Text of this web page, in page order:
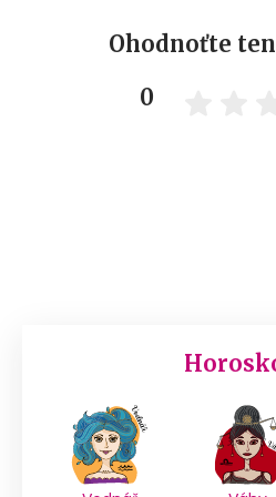
Ohodnoťte
0